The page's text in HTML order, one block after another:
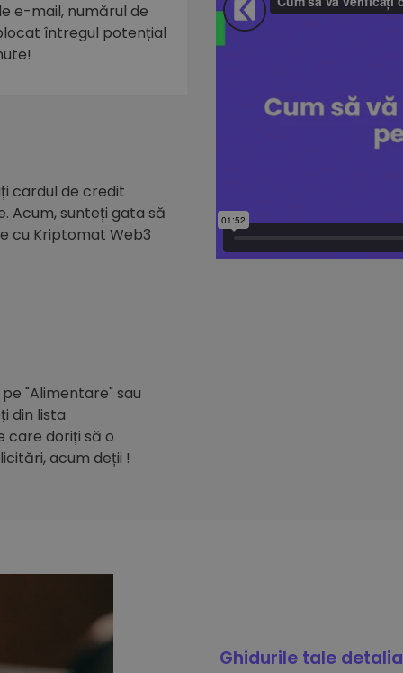
e-mail, numărul de
întregul potențial
cardul de credit
Acum, sunteți gata să
cu Kriptomat Web3
"Alimentare" sau
din lista
care doriți să o
acum deții !
Ghidurile tale